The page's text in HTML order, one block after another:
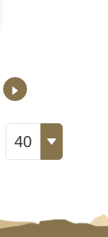
40